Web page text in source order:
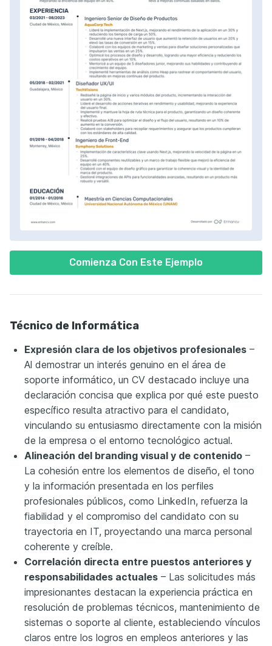
Comienza Con Este Ejemplo
Técnico de Informática
Expresión clara de los objetivos profesionales –
Al demostrar un interés genuino en el área de
soporte informático, un CV destacado incluye una
declaración concisa que explica por qué este puesto
específico resulta atractivo para el candidato,
vinculando su entusiasmo directamente con la misión
de la empresa o el entorno tecnológico actual.
Alineación del branding visual y de contenido –
La cohesión entre los elementos de diseño, el tono
y la información presentada en los perfiles
profesionales públicos, como LinkedIn, refuerza la
fiabilidad y el compromiso del candidato con su
trayectoria en IT, proyectando una marca personal
coherente y creíble.
Correlación directa entre puestos anteriores y
responsabilidades actuales – Las solicitudes más
impresionantes destacan la experiencia práctica en
resolución de problemas técnicos, mantenimiento de
sistemas o soporte al cliente, estableciendo vínculos
claros entre los logros en empleos anteriores y las